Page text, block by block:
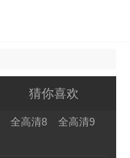
猜你喜欢
全高清8
全高清9